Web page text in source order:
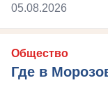
05.08.2026
Общество
Где в